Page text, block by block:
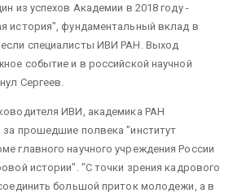
из успехов Академии в 2018 году -
история", фундаментальный вклад в
специалисты ИВИ РАН. Выход
событие и в российской научной
Сергеев.
ИВИ, академика РАН
за прошедшие полвека "институт
главного научного учреждения России
истории". "С точки зрения кадрового
большой приток молодежи, а в